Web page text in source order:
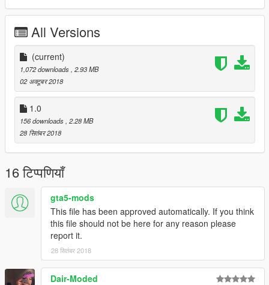
All Versions
(current)
1,072 downloads , 2.93 MB
02 अक्टूबर 2018
1.0
156 downloads , 2.28 MB
28 सितंबर 2018
16 टिप्पणियाँ
gta5-mods
This file has been approved automatically. If you think
this file should not be here for any reason please
report it.
28 सितंबर 2018
Dair-Moded